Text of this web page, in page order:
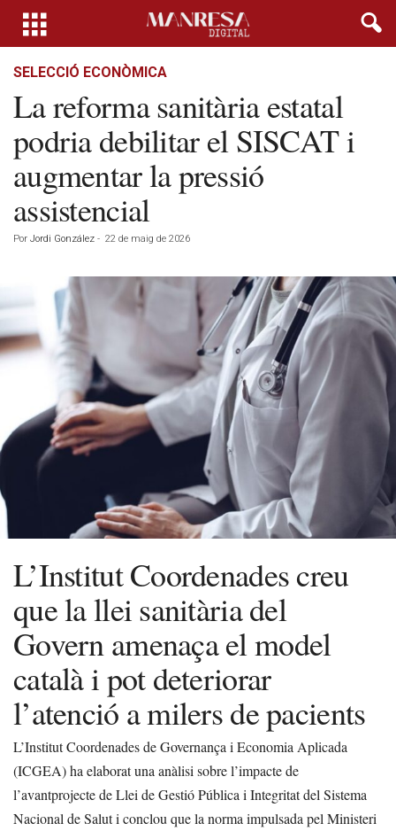
SELECCIÓ ECONÒMICA
La reforma sanitària estatal
podria debilitar el SISCAT i
augmentar la pressió
assistencial
Por Jordi González - 22 de maig de 2026
L’Institut Coordenades creu
que la llei sanitària del
Govern amenaça el model
català i pot deteriorar
l’atenció a milers de pacients
L’Institut Coordenades de Governança i Economia Aplicada
(ICGEA) ha elaborat una anàlisi sobre l’impacte de
l’avantprojecte de Llei de Gestió Pública i Integritat del Sistema
Nacional de Salut i conclou que la norma impulsada pel Ministeri